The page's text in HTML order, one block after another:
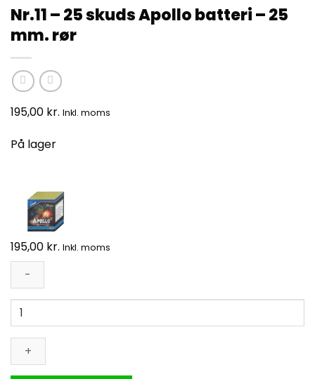
Nr.11 – 25 skuds Apollo batteri – 25
mm. rør
195,00 kr. Inkl. moms
På lager
195,00 kr. Inkl. moms
Nr.11
-
25
skuds